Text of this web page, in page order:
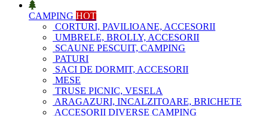
CAMPING HOT
CORTURI, PAVILIOANE, ACCESORII
UMBRELE, BROLLY, ACCESORII
SCAUNE PESCUIT, CAMPING
PATURI
SACI DE DORMIT, ACCESORII
MESE
TRUSE PICNIC, VESELA
ARAGAZURI, INCALZITOARE, BRICHETE
ACCESORII DIVERSE CAMPING